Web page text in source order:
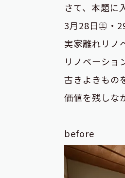
さて、本題に
3月28日㊏・
実家離れリノ
リノベーショ
古きよきもの
価値を残しな
before